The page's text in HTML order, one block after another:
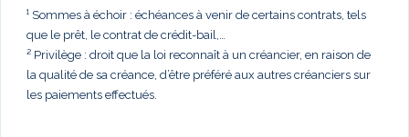
¹ Sommes à échoir : échéances à venir de certains contrats, tels
que le prêt, le contrat de crédit-bail,…
² Privilège : droit que la loi reconnaît à un créancier, en raison de
la qualité de sa créance, d’être préféré aux autres créanciers sur
les paiements effectués.